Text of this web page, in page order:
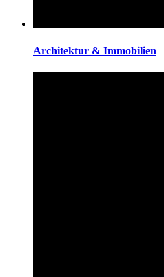
Architektur & Immobilien